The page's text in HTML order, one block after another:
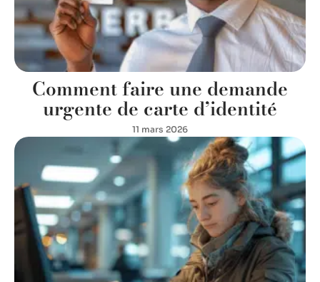
Comment faire une demande
urgente de carte d’identité
11 mars 2026